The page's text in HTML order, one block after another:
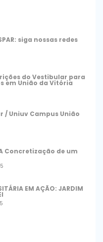
siga nossas redes
do Vestibular para
em União da Vitória
/ Uniuv Campus União
A Concretização de um
EM AÇÃO: JARDIM